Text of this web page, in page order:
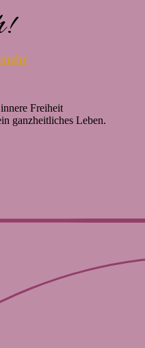
Freiheit
ganzheitliches Leben.